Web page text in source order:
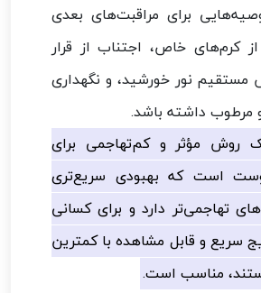
برای مراقبت‌های بعدی
از کرم‌های خاص، اجتناب از قرار
نور خورشید، و نگهداری
مرطوب داشته باشد.
یک روش مؤثر و کم‌تهاجمی برای
است که بهبودی سریع‌تری
تهاجمی‌تر دارد و برای کسانی
سریع و قابل مشاهده با کمترین
مناسب است.